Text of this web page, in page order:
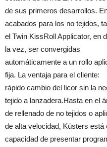
de sus primeros desarrollos.
acabados para los no tejidos,
el Twin KissRoll Applicator, en
la vez, ser convergidas
automáticamente a un rollo
fija. La ventaja para el cliente:
rápido cambio del licor sin la
tejido a lanzadera.Hasta en el
de rellenado de no tejidos o
de alta velocidad, Küsters está
capacidad de presentar